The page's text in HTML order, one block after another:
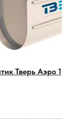
Тверь Аэро 1,6